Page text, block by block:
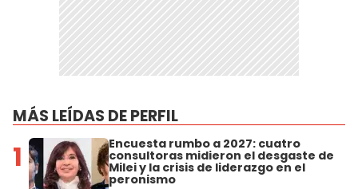
MÁS LEÍDAS DE PERFIL
1 Encuesta rumbo a 2027: cuatro
consultoras midieron el desgaste de
Milei y la crisis de liderazgo en el
peronismo